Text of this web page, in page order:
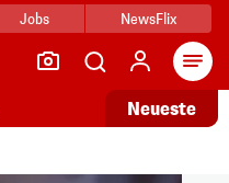
Jobs NewsFlix
Neueste